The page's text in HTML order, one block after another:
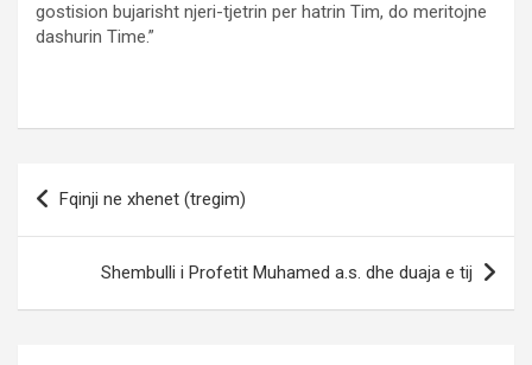
gostision bujarisht njeri-tjetrin per hatrin Tim, do meritojne
dashurin Time.”
Post
navigation
Fqinji ne xhenet (tregim)
Shembulli i Profetit Muhamed a.s. dhe duaja e tij